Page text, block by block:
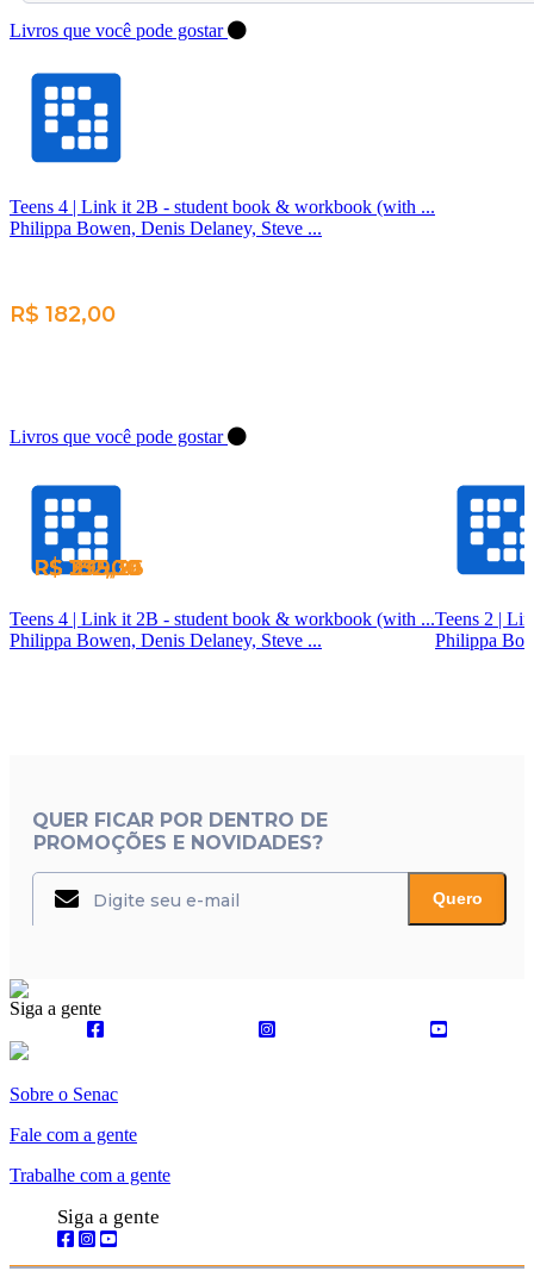
Livros que você pode gostar
Teens 4 | Link it 2B - student book & workbook (with ...
Philippa Bowen, Denis Delaney, Steve ...
R$ 182,00
Livros que você pode gostar
Teens 4 | Link it 2B - student book & workbook (with ...
Philippa Bowen, Denis Delaney, Steve ...
R$ 182,00
Philippa
R$ 182,00
R$ 399,26
R$ 235,30
QUER FICAR POR DENTRO DE
PROMOÇÕES E NOVIDADES?
Quero
Siga a gente
Sobre o Senac
Fale com a gente
Trabalhe com a gente
Siga a gente